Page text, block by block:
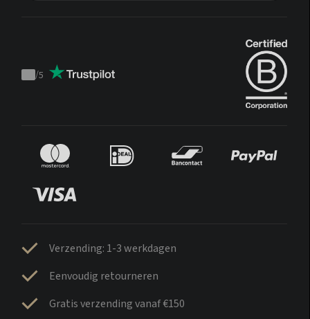
Trustpilot
/5
Verzending: 1-3 werkdagen
Eenvoudig retourneren
Gratis verzending vanaf €150